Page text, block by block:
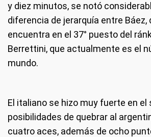
y diez minutos, se notó
diferencia de jerarquía entre Báez,
encuentra en el 37° puesto del
Berrettini, que actualmente es el
mundo.
El italiano se hizo muy fuerte en el
posibilidades de quebrar al
cuatro aces, además de ocho